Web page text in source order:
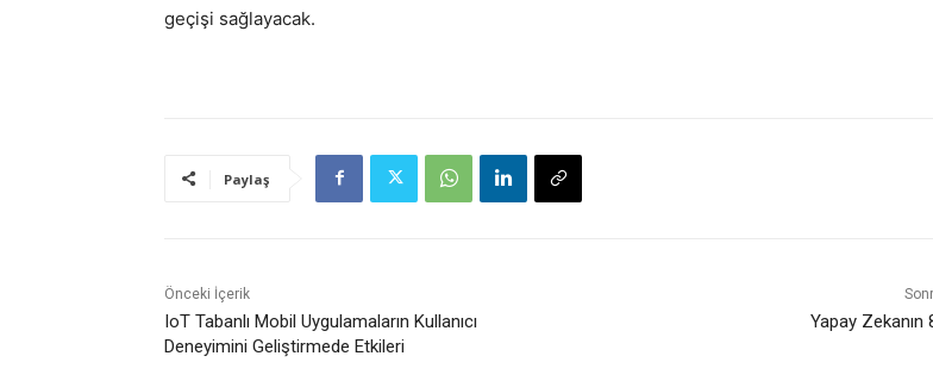
geçişi sağlayacak.
Paylaş
Önceki İçerik
IoT Tabanlı Mobil Uygulamaların Kullanıcı
Deneyimini Geliştirmede Etkileri
Yapay Zekanın